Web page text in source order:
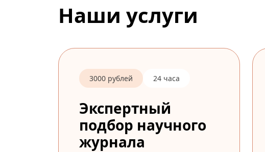
Наши услуги
3000 рублей 24 часа
Экспертный
подбор научного
журнала